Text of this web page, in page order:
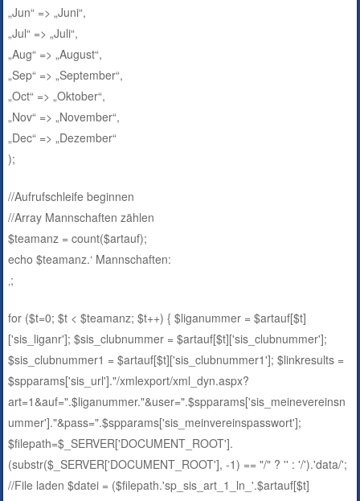
„Jun“ => „Juni“,
„Jul“ => „Juli“,
„Aug“ => „August“,
„Sep“ => „September“,
„Oct“ => „Oktober“,
„Nov“ => „November“,
„Dec“ => „Dezember“
);
//Aufrufschleife beginnen
//Array Mannschaften zählen
$teamanz = count($artauf);
echo $teamanz.‘ Mannschaften:
‚;
for ($t=0; $t < $teamanz; $t++) { $liganummer = $artauf[$t]
['sis_liganr']; $sis_clubnummer = $artauf[$t]['sis_clubnummer'];
$sis_clubnummer1 = $artauf[$t]['sis_clubnummer1']; $linkresults =
$spparams['sis_url']."/xmlexport/xml_dyn.aspx?
art=1&auf=".$liganummer."&user=".$spparams['sis_meinevereinsn
ummer']."&pass=".$spparams['sis_meinvereinspasswort'];
$filepath=$_SERVER['DOCUMENT_ROOT'].
(substr($_SERVER['DOCUMENT_ROOT'], -1) == "/" ? '' : '/').'data/';
//File laden $datei = ($filepath.'sp_sis_art_1_ln_'.$artauf[$t]